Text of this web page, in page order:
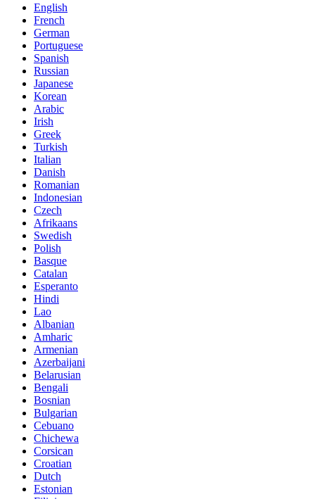
English
French
German
Portuguese
Spanish
Russian
Japanese
Korean
Arabic
Irish
Greek
Turkish
Italian
Danish
Romanian
Indonesian
Czech
Afrikaans
Swedish
Polish
Basque
Catalan
Esperanto
Hindi
Lao
Albanian
Amharic
Armenian
Azerbaijani
Belarusian
Bengali
Bosnian
Bulgarian
Cebuano
Chichewa
Corsican
Croatian
Dutch
Estonian